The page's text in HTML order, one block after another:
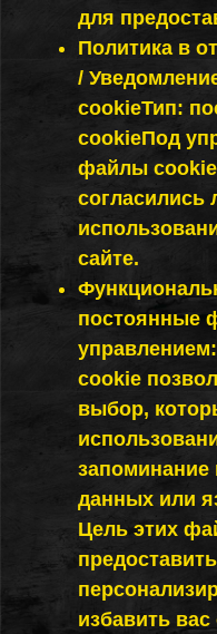
для
Политика в
/
cookieТип:
cookieПод
файлы
согласились
сайте.
постоянные
cookie
выбор,
запоминание
данных или
Цель этих
избавить